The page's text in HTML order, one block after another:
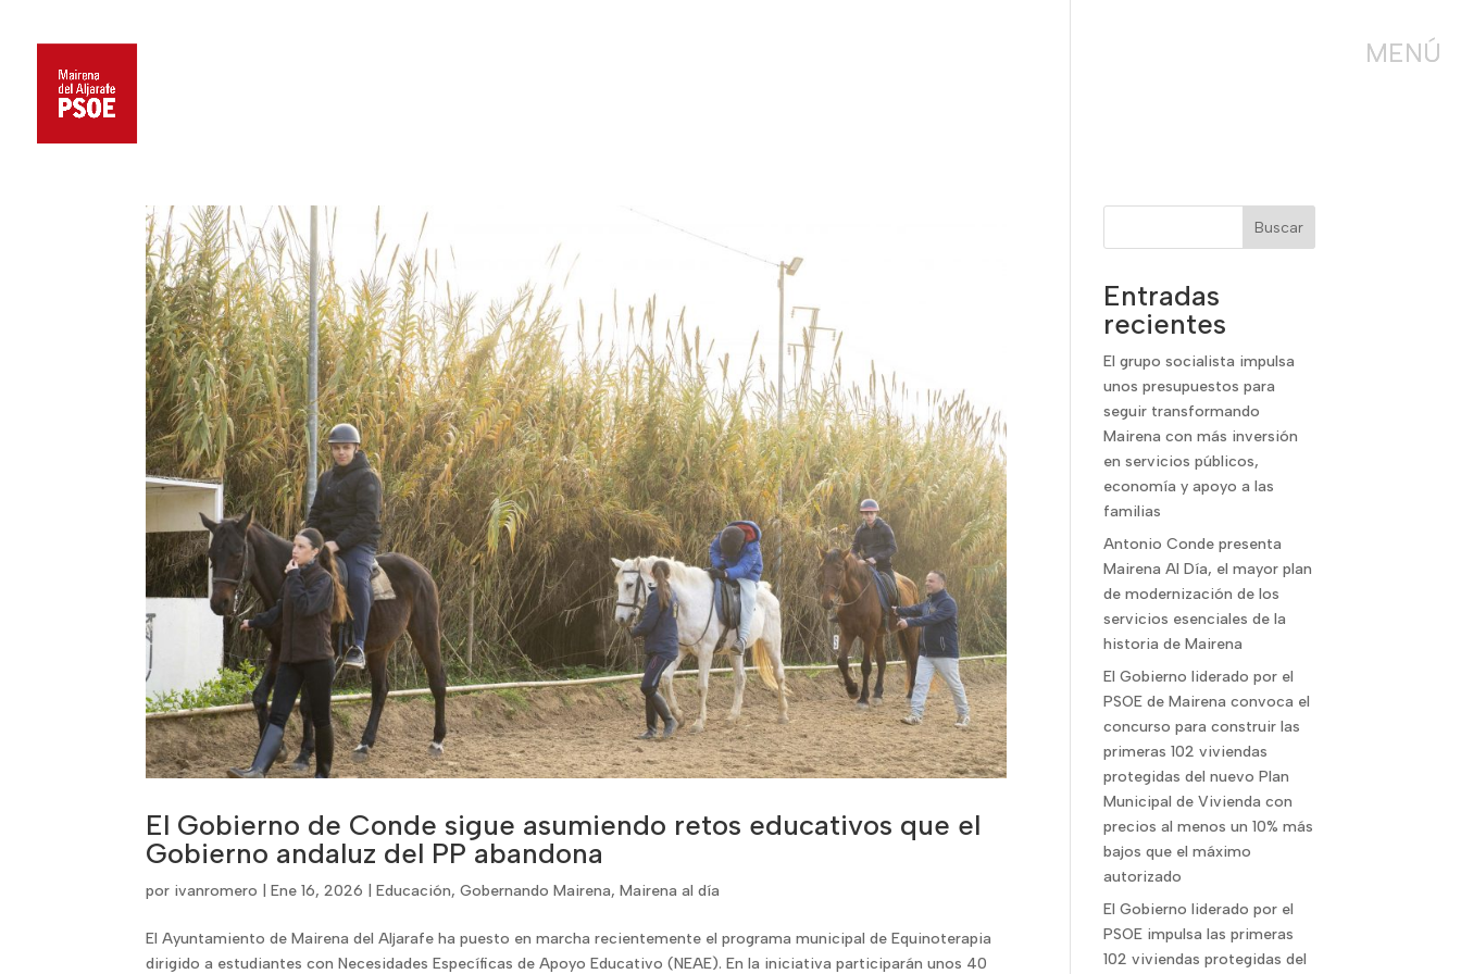
El Gobierno de Conde sigue asumiendo retos educativos que el
Gobierno andaluz del PP abandona
por ivanromero |Ene 16, 2026 |Educación,Gobernando Mairena,Mairena al día
El Ayuntamiento de Mairena del Aljarafe ha puesto en marcha recientemente el programa municipal de Equinoterapia
dirigido a estudiantes con Necesidades Específicas de Apoyo Educativo (NEAE). En la iniciativa participarán unos 40
Buscar
Entradas
recientes
El grupo socialista impulsa
unos presupuestos para
seguir transformando
Mairena con más inversión
en servicios públicos,
economía y apoyo a las
familias
Antonio Conde presenta
Mairena Al Día, el mayor plan
de modernización de los
servicios esenciales de la
historia de Mairena
El Gobierno liderado por el
PSOE de Mairena convoca el
concurso para construir las
primeras 102 viviendas
protegidas del nuevo Plan
Municipal de Vivienda con
precios al menos un 10% más
bajos que el máximo
autorizado
El Gobierno liderado por el
PSOE impulsa las primeras
102 viviendas protegidas del